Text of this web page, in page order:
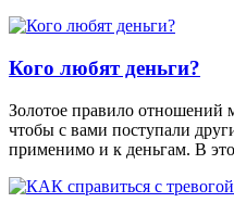
Кого любят деньги?
Золотое правило отношений
чтобы с вами поступали
применимо и к деньгам. В